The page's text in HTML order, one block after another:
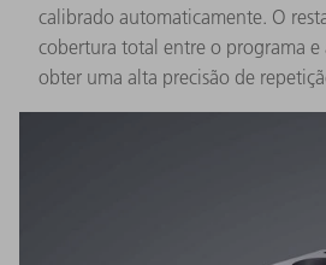
calibrado automaticamente. O
cobertura total entre o programa
obter uma alta precisão de